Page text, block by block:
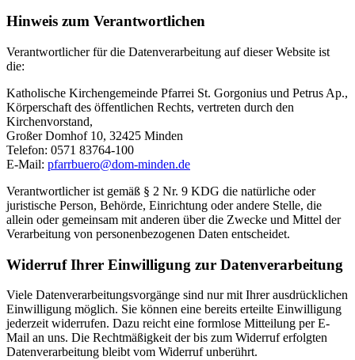
Hinweis zum Verantwortlichen
Verantwortlicher für die Datenverarbeitung auf dieser Website ist
die:
Katholische Kirchengemeinde Pfarrei St. Gorgonius und Petrus Ap.,
Körperschaft des öffentlichen Rechts, vertreten durch den
Kirchenvorstand,
Großer Domhof 10, 32425 Minden
Telefon: 0571 83764-100
E-Mail: pfarrbuero@dom-minden.de
Verantwortlicher ist gemäß § 2 Nr. 9 KDG die natürliche oder
juristische Person, Behörde, Einrichtung oder andere Stelle, die
allein oder gemeinsam mit anderen über die Zwecke und Mittel der
Verarbeitung von personenbezogenen Daten entscheidet.
Widerruf Ihrer Einwilligung zur Datenverarbeitung
Viele Datenverarbeitungsvorgänge sind nur mit Ihrer ausdrücklichen
Einwilligung möglich. Sie können eine bereits erteilte Einwilligung
jederzeit widerrufen. Dazu reicht eine formlose Mitteilung per E-
Mail an uns. Die Rechtmäßigkeit der bis zum Widerruf erfolgten
Datenverarbeitung bleibt vom Widerruf unberührt.